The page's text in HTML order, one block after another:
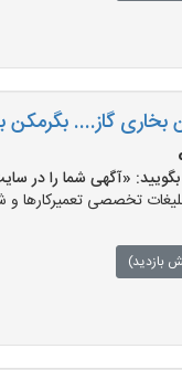
گاز.... بگرمکن
«آگهی شما را در سایت نت تعمیر
تخصصی تعمیرکارها و
بازدید)